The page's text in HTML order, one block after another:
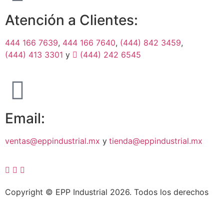
Atención a Clientes:
444 166 7639, 444 166 7640, (444) 842 3459,
(444) 413 3301 y (444) 242 6545
Email:
ventas@eppindustrial.mx y tienda@eppindustrial.mx
Copyright © EPP Industrial 2026. Todos los derechos